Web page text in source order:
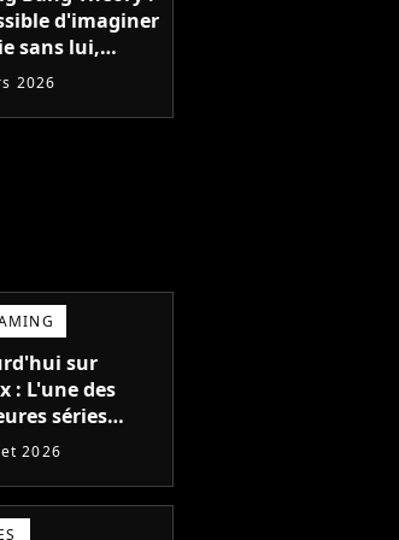
d'imaginer
sans lui,
Helberg
pas jouer
2026
sur
: L'une des
séries
de tous les
avec 6 saisons
2026